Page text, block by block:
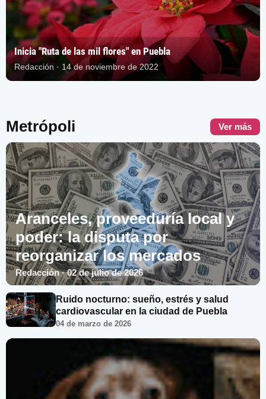
Inicia "Ruta de las mil flores" en Puebla
Redacción · 14 de noviembre de 2022
Metrópoli Ver más
Aranceles, proveeduría local y
poder: la disputa por
reorganizar los mercados
Redacción · 02 de julio de 2026
Ruido nocturno: sueño, estrés y salud
cardiovascular en la ciudad de Puebla
04 de marzo de 2026